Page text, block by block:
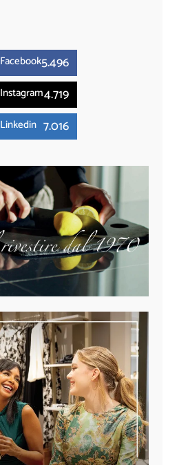
Facebook5.496
Instagram4.719
Linkedin 7.016